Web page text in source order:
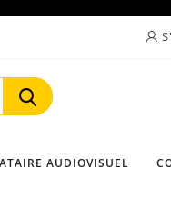
AUDIOVISUEL